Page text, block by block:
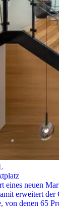
eines neuen
erweitert
von denen 65